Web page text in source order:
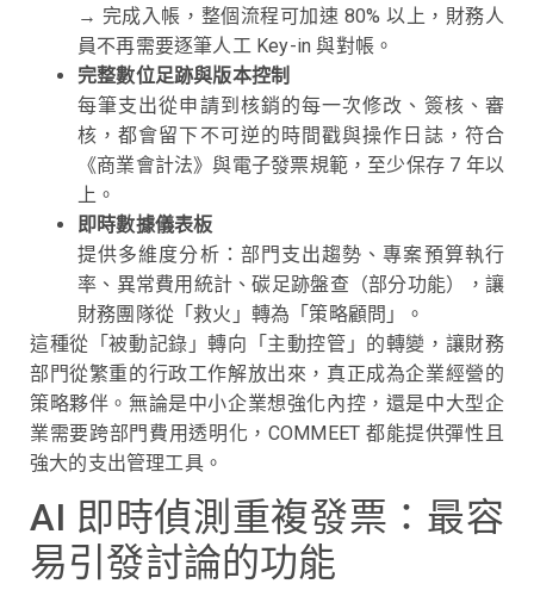
→ 完成入帳，整個流程可加速 80% 以上，財務人
員不再需要逐筆人工 Key-in 與對帳。
完整數位足跡與版本控制
每筆支出從申請到核銷的每一次修改、簽核、審
核，都會留下不可逆的時間戳與操作日誌，符合
《商業會計法》與電子發票規範，至少保存 7 年以
上。
即時數據儀表板
提供多維度分析：部門支出趨勢、專案預算執行
率、異常費用統計、碳足跡盤查（部分功能），讓
財務團隊從「救火」轉為「策略顧問」。
這種從「被動記錄」轉向「主動控管」的轉變，讓財務
部門從繁重的行政工作解放出來，真正成為企業經營的
策略夥伴。無論是中小企業想強化內控，還是中大型企
業需要跨部門費用透明化，COMMEET 都能提供彈性且
強大的支出管理工具。
AI 即時偵測重複發票：最容
易引發討論的功能